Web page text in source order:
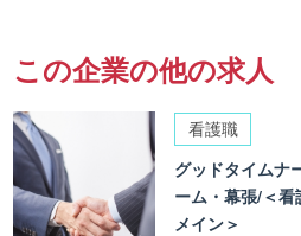
この企業の他の求人
看護職
グッドタイムナ
ーム・幕張/＜
メイン＞